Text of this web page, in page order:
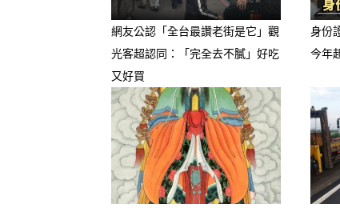
–
–
–
網友公認「全台最讚老街是它」觀
光客超認同：「完全去不膩」好吃
又好買
身份
今年